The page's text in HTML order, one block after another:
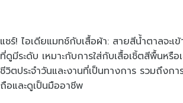
แชร์! ไอเดียแมทช์กับเสื้อผ้า: สายสีน้ำตาลจะ
ที่ดูมีระดับ เหมาะกับการใส่กับเสื้อเชิ้ตสีพื้นหรื
ชีวิตประจำวันและงานที่เป็นทางการ รวมถึง
ถือและดูเป็นมืออาชีพ